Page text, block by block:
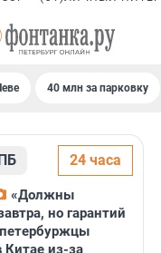
40 млн за парковку
24 часа
«Должны
но гарантий
Китае из-за